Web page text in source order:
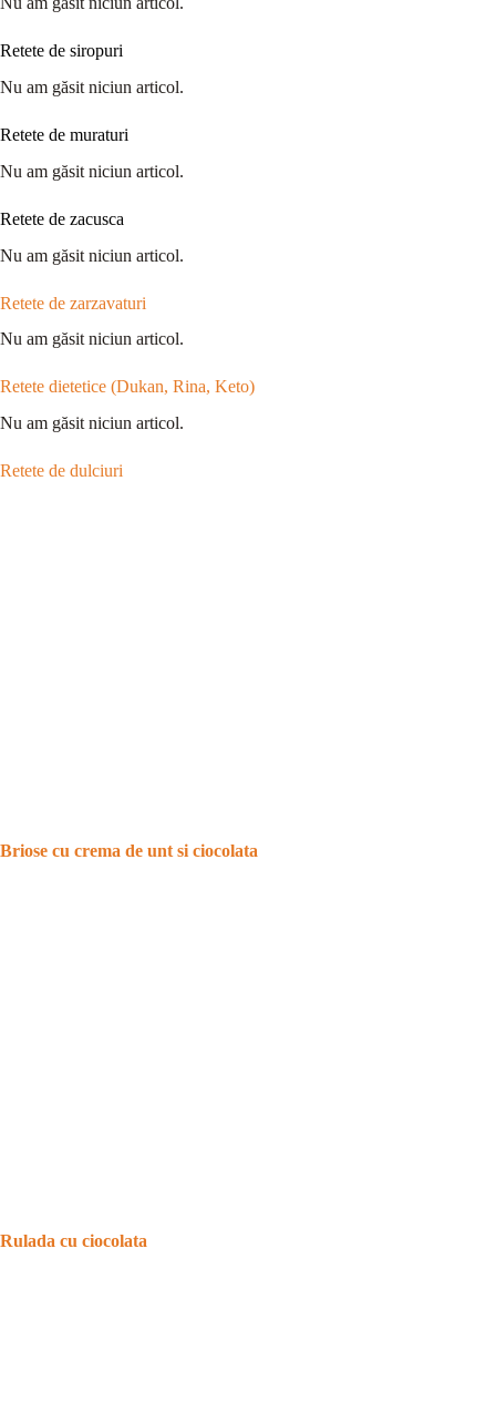
Retete de siropuri
Nu am găsit niciun articol.
Retete de muraturi
Nu am găsit niciun articol.
Retete de zacusca
Nu am găsit niciun articol.
Retete de zarzavaturi
Nu am găsit niciun articol.
Retete dietetice (Dukan, Rina, Keto)
Nu am găsit niciun articol.
Retete de dulciuri
Briose cu crema de unt si ciocolata
Rulada cu ciocolata